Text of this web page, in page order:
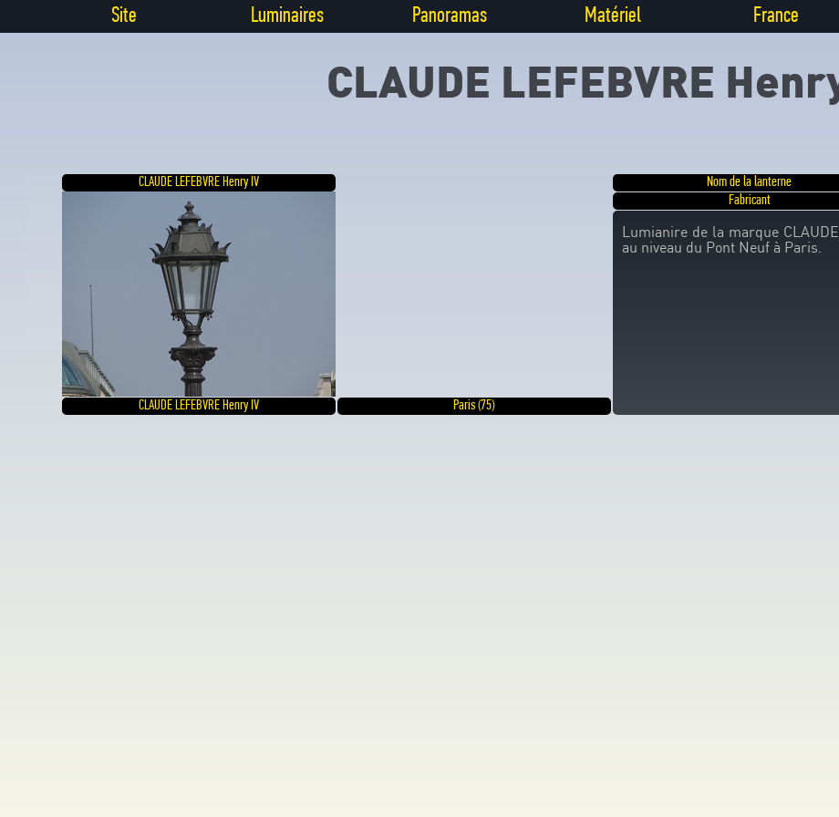
Site Luminaires Panoramas Matériel France
CLAUDE LEFEBVRE
CLAUDE LEFEBVRE Henry IV
CLAUDE LEFEBVRE Henry IV Paris (75)
Nom de la lanterne
Fabricant
Lumianire de la marque
au niveau du Pont Neuf à Paris.